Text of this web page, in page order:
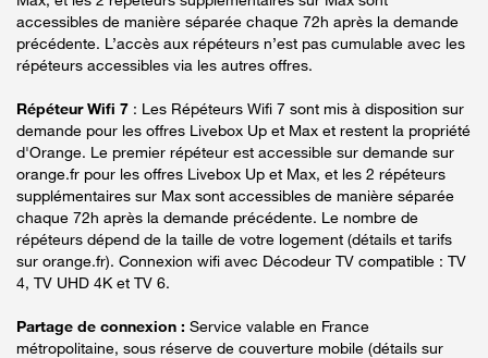
accessibles de manière séparée chaque 72h après la demande
précédente. L’accès aux répéteurs n’est pas cumulable avec les
répéteurs accessibles via les autres offres.
Répéteur Wifi 7 : Les Répéteurs Wifi 7 sont mis à disposition sur
demande pour les offres Livebox Up et Max et restent la propriété
d'Orange. Le premier répéteur est accessible sur demande sur
orange.fr pour les offres Livebox Up et Max, et les 2 répéteurs
supplémentaires sur Max sont accessibles de manière séparée
chaque 72h après la demande précédente. Le nombre de
répéteurs dépend de la taille de votre logement (détails et tarifs
sur orange.fr). Connexion wifi avec Décodeur TV compatible : TV
4, TV UHD 4K et TV 6.
Partage de connexion : Service valable en France
métropolitaine, sous réserve de couverture mobile (détails sur